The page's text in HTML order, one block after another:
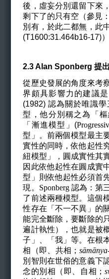
後，虛妄分別還留下來
剩下了的只有空（參見
別有，於此二都無，此
(T1600:31.464b16-17)）
2.3 Alan Sponberg 提
從歷史發展的角度來考
界頗具影響力的建議是
(1982) 認為關於唯識
型，他分別稱之為「
「漸進模型」(
型」。前兩個模型最主
實性的同時，依他起性
紐模型」，圓成實性其
因此依他起性在圓成實
型」則依他起性必須首
現。 Sponberg認為：第
了前述兩種模型。這個
性存在「不一不異」的
能完全斷除，要斷除的
遍計執性），也就是被
子」、「我」等。在根
相（即、共相；sāmā
別智則在世俗的意義下
念的別相（即、自相；